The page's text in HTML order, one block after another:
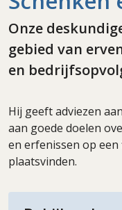
Onze
gebied van
en
Hij geeft adviezen
aan goede doelen
en erfenissen op
plaatsvinden.